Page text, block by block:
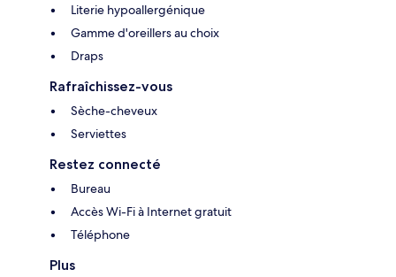
Literie hypoallergénique
Gamme d'oreillers au choix
Draps
Rafraîchissez-vous
Sèche-cheveux
Serviettes
Restez connecté
Bureau
Accès Wi-Fi à Internet gratuit
Téléphone
Plus